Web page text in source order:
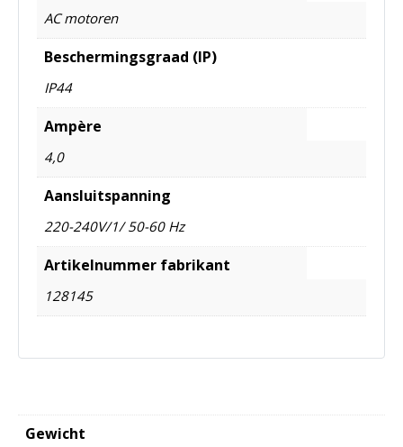
AC motoren
Beschermingsgraad (IP)
IP44
Ampère
4,0
Aansluitspanning
220-240V/1/ 50-60 Hz
Artikelnummer fabrikant
128145
Gewicht